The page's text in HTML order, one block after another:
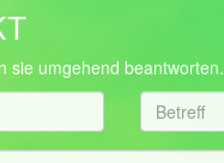
sie umgehend beantworten.